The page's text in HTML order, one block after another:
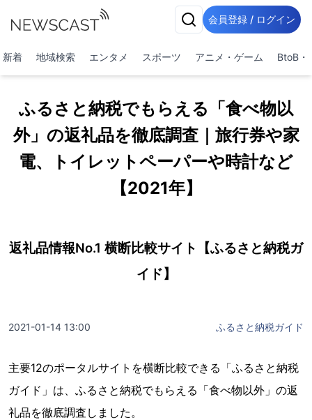
会員登録 / ログイン
新着 地域検索 エンタメ スポーツ アニメ・ゲーム BtoB・
ふるさと納税でもらえる「食べ物以
外」の返礼品を徹底調査｜旅行券や家
電、トイレットペーパーや時計など
【2021年】
返礼品情報No.1 横断比較サイト【ふるさと納税ガ
イド】
2021-01-14 13:00 ふるさと納税ガイド
主要12のポータルサイトを横断比較できる「ふるさと納税
ガイド」は、ふるさと納税でもらえる「食べ物以外」の返
礼品を徹底調査しました。